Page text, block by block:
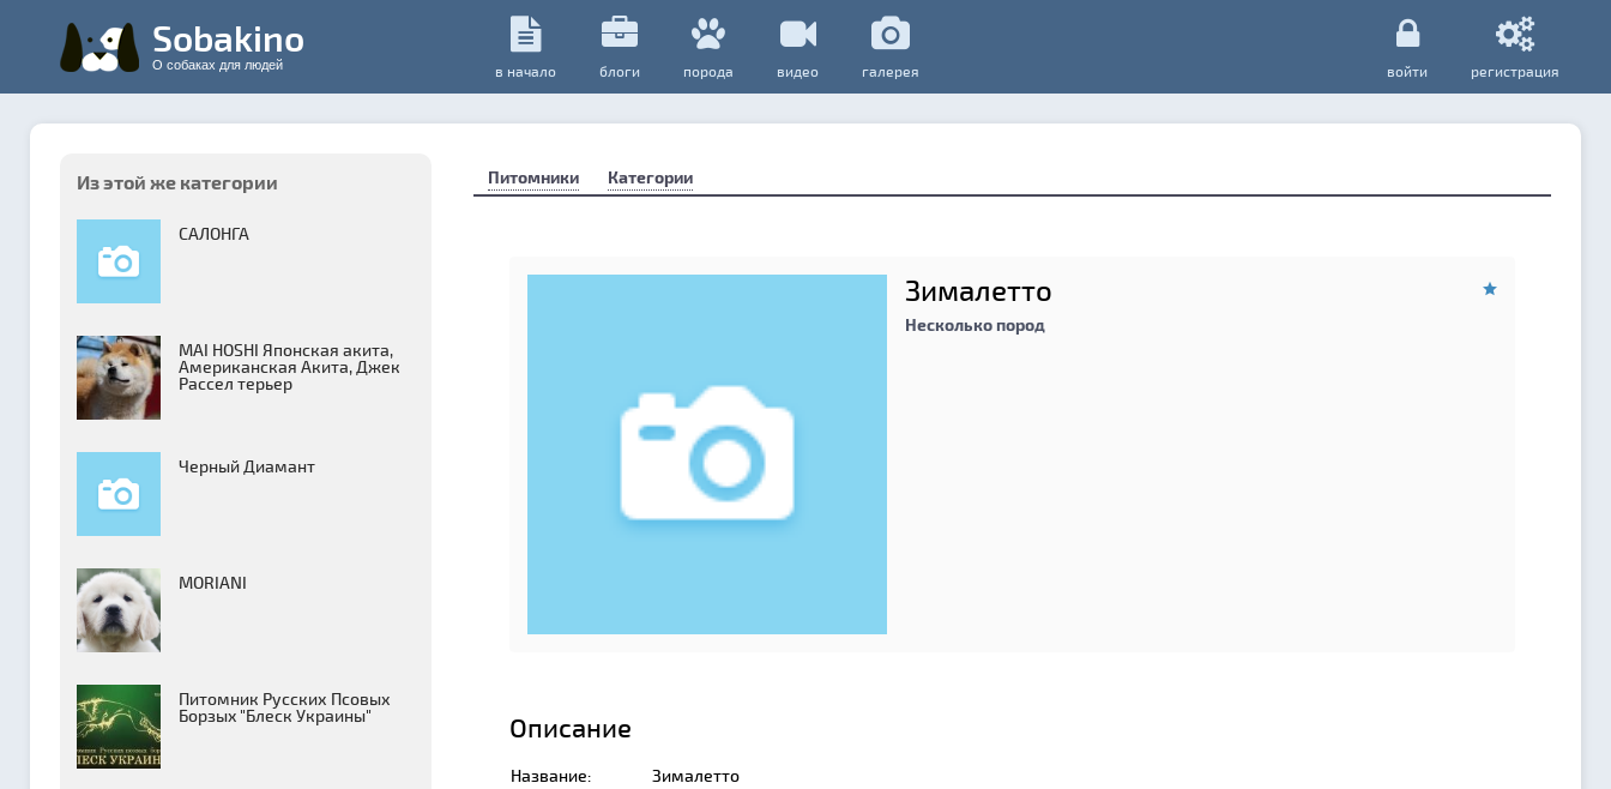
Sobakino
О собаках для людей в начало блоги порода видео галерея войти регистрация
Из этой же категории
САЛОНГА
MAI HOSHI Японская акита,
Американская Акита, Джек
Рассел терьер
Черный Диамант
MORIANI
Питомник Русских Псовых
Борзыx "Блеск Украины"
Питомники Категории
Зималетто
Несколько пород
Описание
Название:
Зималетто